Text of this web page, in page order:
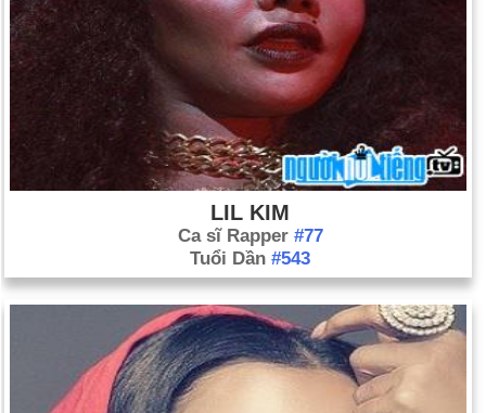
LIL KIM
Ca sĩ Rapper #77
Tuổi Dần #543